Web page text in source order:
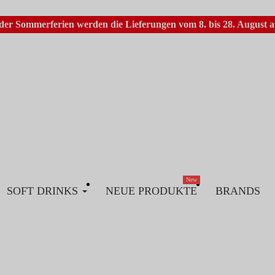
Sommerferien werden die Lieferungen vom 8. bis 28. August
SOFT DRINKS NEUE PRODUKTE
New
BRANDS